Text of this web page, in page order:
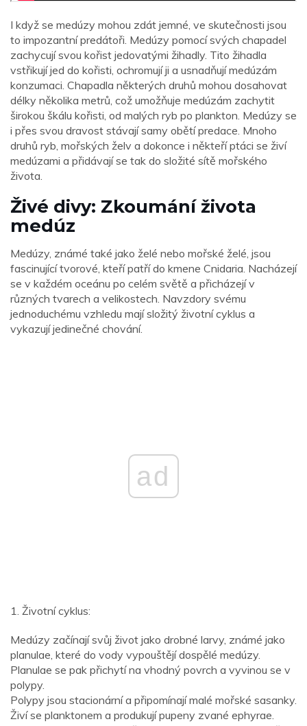
I když se medúzy mohou zdát jemné, ve skutečnosti jsou
to impozantní predátoři. Medúzy pomocí svých chapadel
zachycují svou kořist jedovatými žihadly. Tito žihadla
vstřikují jed do kořisti, ochromují ji a usnadňují medúzám
konzumaci. Chapadla některých druhů mohou dosahovat
délky několika metrů, což umožňuje medúzám zachytit
širokou škálu kořisti, od malých ryb po plankton. Medúzy se
i přes svou dravost stávají samy obětí predace. Mnoho
druhů ryb, mořských želv a dokonce i někteří ptáci se živí
medúzami a přidávají se tak do složité sítě mořského
života.
Živé divy: Zkoumání života
medúz
Medúzy, známé také jako želé nebo mořské želé, jsou
fascinující tvorové, kteří patří do kmene Cnidaria. Nacházejí
se v každém oceánu po celém světě a přicházejí v
různých tvarech a velikostech. Navzdory svému
jednoduchému vzhledu mají složitý životní cyklus a
vykazují jedinečné chování.
ad
1. Životní cyklus:
Medúzy začínají svůj život jako drobné larvy, známé jako
planulae, které do vody vypouštějí dospělé medúzy.
Planulae se pak přichytí na vhodný povrch a vyvinou se v
polypy.
Polypy jsou stacionární a připomínají malé mořské sasanky.
Živí se planktonem a produkují pupeny zvané ephyrae.